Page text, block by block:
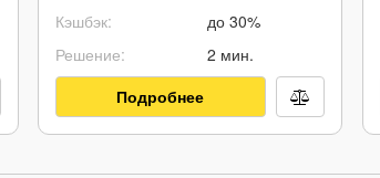
Кэшбэк:
Решение:
до 30%
2 мин.
Подробнее